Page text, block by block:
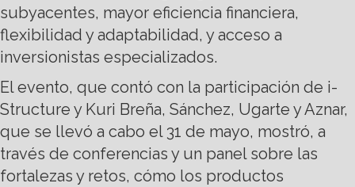
subyacentes, mayor eficiencia financiera,
flexibilidad y adaptabilidad, y acceso a
inversionistas especializados.
El evento, que contó con la participación de i-
Structure y Kuri Breña, Sánchez, Ugarte y Aznar,
que se llevó a cabo el 31 de mayo, mostró, a
través de conferencias y un panel sobre las
fortalezas y retos, cómo los productos